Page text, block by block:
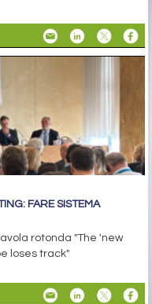
FARE SISTEMA
rotonda "The 'new
loses track"